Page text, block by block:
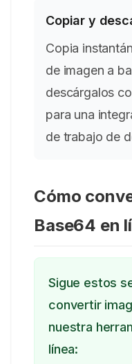
Copiar y
Copia
de imagen a
descárgalos
para una
de trabajo de
Cómo
Base64 en
Sigue estos
convertir
nuestra
línea: